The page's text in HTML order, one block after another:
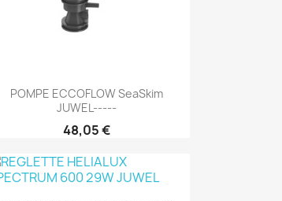
 Aperçu rapide
POMPE ECCOFLOW SeaSkim
JUWEL-----
48,05 €